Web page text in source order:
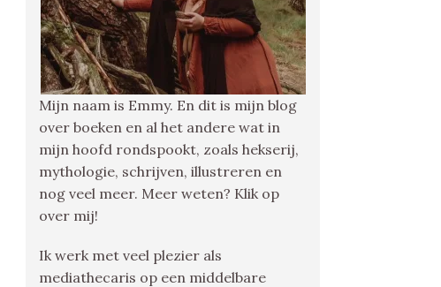
Mijn naam is Emmy. En dit is mijn blog
over boeken en al het andere wat in
mijn hoofd rondspookt, zoals hekserij,
mythologie, schrijven, illustreren en
nog veel meer. Meer weten? Klik op
over mij!
Ik werk met veel plezier als
mediathecaris op een middelbare